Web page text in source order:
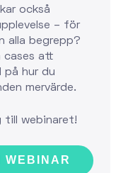
också
– för
alla begrepp?
cases att
på hur du
mervärde.
till webinaret!
WEBINAR